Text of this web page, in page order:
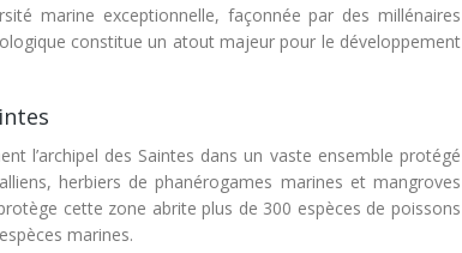
marine exceptionnelle, façonnée par des millénaires
constitue un atout majeur pour le développement
l’archipel des Saintes dans un vaste ensemble protégé
herbiers de phanérogames marines et mangroves
cette zone abrite plus de 300 espèces de poissons
marines.